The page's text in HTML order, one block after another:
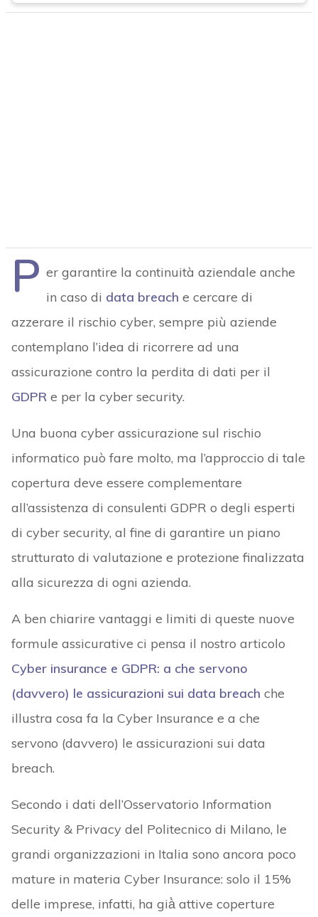
P er garantire la continuità aziendale anche
in caso di data breach e cercare di
azzerare il rischio cyber, sempre più aziende
contemplano l’idea di ricorrere ad una
assicurazione contro la perdita di dati per il
GDPRe per la cyber security.
Una buona cyber assicurazione sul rischio
informatico può fare molto, ma l’approccio di tale
copertura deve essere complementare
all’assistenza di consulenti GDPR o degli esperti
di cyber security, al fine di garantire un piano
strutturato di valutazione e protezione finalizzata
alla sicurezza di ogni azienda.
A ben chiarire vantaggi e limiti di queste nuove
formule assicurative ci pensa il nostro articolo
Cyber insurance e GDPR: a che servono
(davvero) le assicurazioni sui data breach che
illustra cosa fa la Cyber Insurance e a che
servono (davvero) le assicurazioni sui data
breach.
Secondo i dati dell’Osservatorio Information
Security & Privacy del Politecnico di Milano, le
grandi organizzazioni in Italia sono ancora poco
mature in materia Cyber Insurance: solo il 15%
delle imprese, infatti, ha già̀ attive coperture